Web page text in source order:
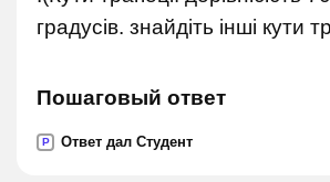
градусів. знайдіть інші кути
Пошаговый ответ
P Ответ дал Студент